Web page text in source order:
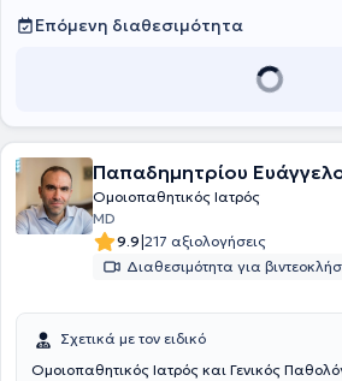
Επόμενη διαθεσιμότητα
Παπαδημητρίου
Ομοιοπαθητικός Ιατρός
MD
9.9|217 αξιολογήσεις
Διαθεσιμότητα για
Σχετικά με τον ειδικό
Ομοιοπαθητικός Ιατρός και Γενικός